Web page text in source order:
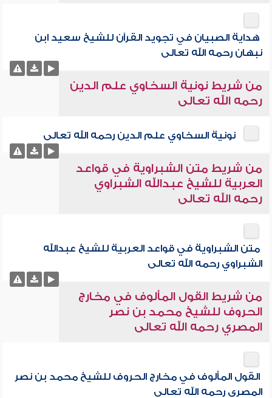
هداية الصبيان في تجويد القرآن للشيخ سعيد ابن
نبهان رحمه الله تعالى
من شريط نونية السخاوي علم الدين
رحمه الله تعالى
نونية السخاوي علم الدين رحمه الله تعالى
من شريط متن الشبراوية في قواعد
العربية للشيخ عبدالله الشبراوي
رحمه الله تعالى
متن الشبراوية في قواعد العربية للشيخ عبدالله
الشبراوي رحمه الله تعالى
من شريط القول المألوف في مخارج
الحروف للشيخ محمد بن نصر
المصري رحمه الله تعالى
القول المألوف في مخارج الحروف للشيخ محمد بن نصر
المصري رحمه الله تعالى